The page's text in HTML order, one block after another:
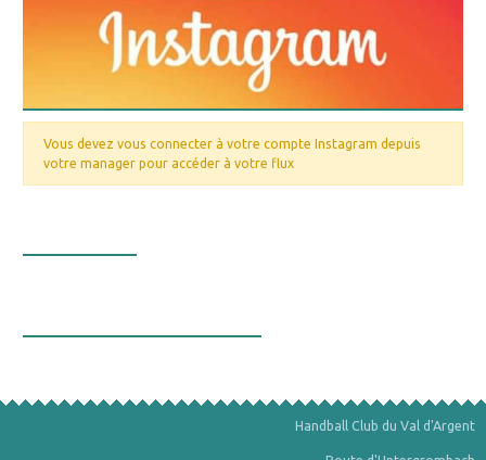
Vous devez vous connecter à votre compte Instagram depuis
votre manager pour accéder à votre flux
Handball Club du Val d'Argent